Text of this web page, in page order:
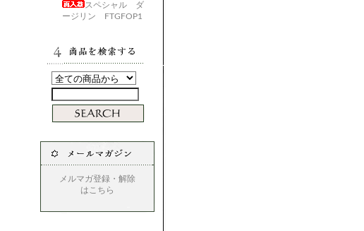
スペシャル ダ
ージリン FTGFOP1
メルマガ登録・解除
はこちら